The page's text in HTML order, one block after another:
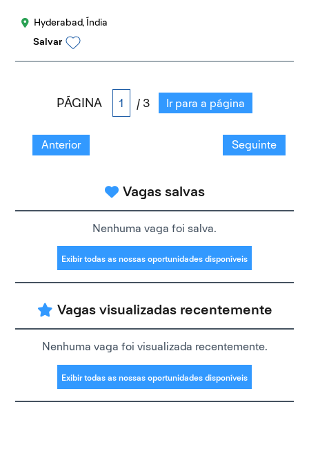
Hyderabad, Índia
Salvar
PÁGINA / 3 Ir para a página
Anterior Seguinte
Vagas salvas
Nenhuma vaga foi salva.
Exibir todas as nossas oportunidades disponíveis
Vagas visualizadas recentemente
Nenhuma vaga foi visualizada recentemente.
Exibir todas as nossas oportunidades disponíveis